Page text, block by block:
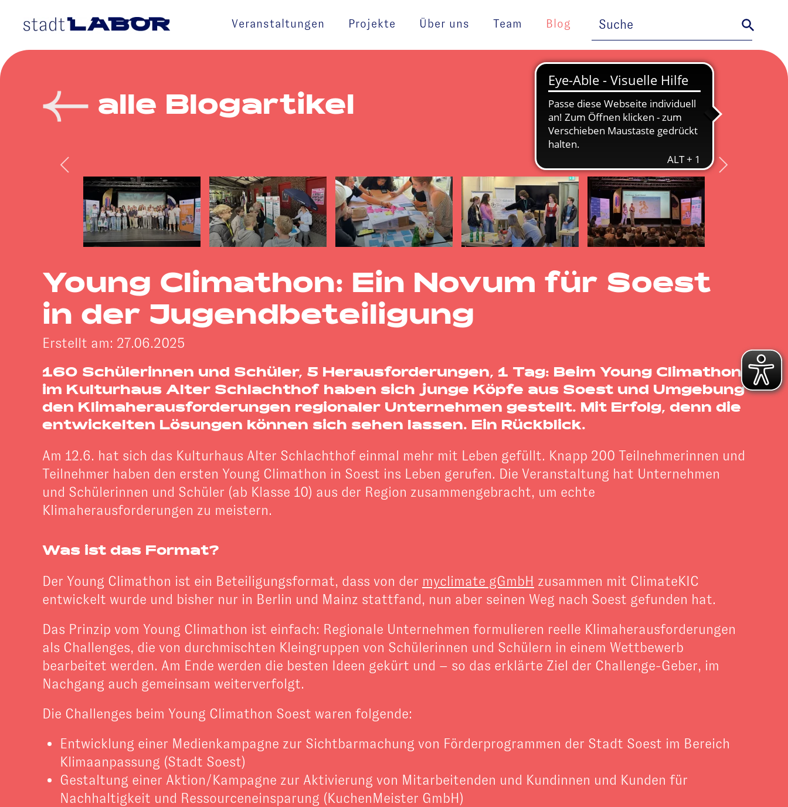
Skip to main content Veranstaltungen Projekte Über uns Team Blog
for:
alle Blogartikel
Young Climathon: Ein Novum für Soest
in der Jugendbeteiligung
Erstellt am: 27.06.2025
160 Schülerinnen und Schüler, 5 Herausforderungen, 1 Tag: Beim Young Climathon
im Kulturhaus Alter Schlachthof haben sich junge Köpfe aus Soest und Umgebung
den Klimaherausforderungen regionaler Unternehmen gestellt. Mit Erfolg, denn die
entwickelten Lösungen können sich sehen lassen. Ein Rückblick.
Am 12.6. hat sich das Kulturhaus Alter Schlachthof einmal mehr mit Leben gefüllt. Knapp 200 Teilnehmerinnen und
Teilnehmer haben den ersten Young Climathon in Soest ins Leben gerufen. Die Veranstaltung hat Unternehmen
und Schülerinnen und Schüler (ab Klasse 10) aus der Region zusammengebracht, um echte
Klimaherausforderungen zu meistern.
Was ist das Format?
Der Young Climathon ist ein Beteiligungsformat, dass von der myclimate gGmbH zusammen mit ClimateKIC
entwickelt wurde und bisher nur in Berlin und Mainz stattfand, nun aber seinen Weg nach Soest gefunden hat.
Das Prinzip vom Young Climathon ist einfach: Regionale Unternehmen formulieren reelle Klimaherausforderungen
als Challenges, die von durchmischten Kleingruppen von Schülerinnen und Schülern in einem Wettbewerb
bearbeitet werden. Am Ende werden die besten Ideen gekürt und – so das erklärte Ziel der Challenge-Geber, im
Nachgang auch gemeinsam weiterverfolgt.
Die Challenges beim Young Climathon Soest waren folgende:
Entwicklung einer Medienkampagne zur Sichtbarmachung von Förderprogrammen der Stadt Soest im Bereich
Klimaanpassung (Stadt Soest)
Gestaltung einer Aktion/Kampagne zur Aktivierung von Mitarbeitenden und Kundinnen und Kunden für
Nachhaltigkeit und Ressourceneinsparung (KuchenMeister GmbH)